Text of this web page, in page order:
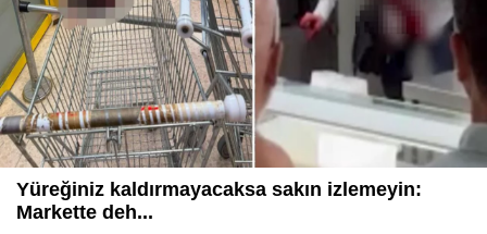
Yüreğiniz kaldırmayacaksa sakın izlemeyin:
Markette deh...